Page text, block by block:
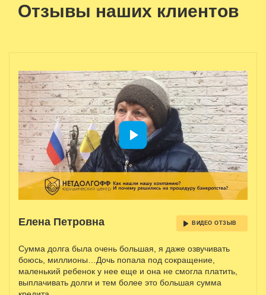
Отзывы наших клиентов
Елена Петровна ВИДЕО ОТЗЫВ
Сумма долга была очень большая, я даже озвучивать
боюсь, миллионы…Дочь попала под сокращение,
маленький ребенок у нее еще и она не смогла платить,
выплачивать долги и тем более это большая сумма